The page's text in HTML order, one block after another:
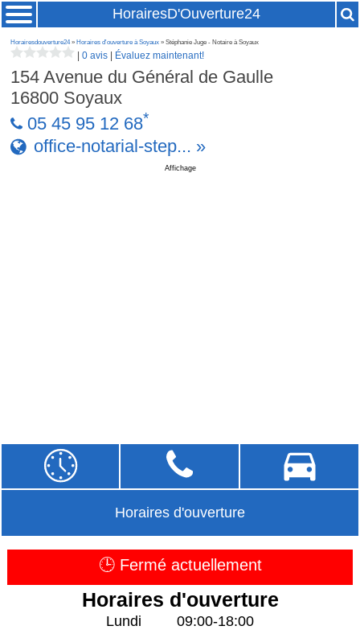
HorairesD'Ouverture24
Horairesdouverture24» Horaires d'ouverture à Soyaux » Stéphanie Juge - Notaire à Soyaux
|0 avis Évaluez maintenant!
154 Avenue du Général de Gaulle
16800 Soyaux
05 45 95 12 68*
office-notarial-step... »
Affichage
Horaires d'ouverture
🕒 Fermé actuellement
Horaires d'ouverture
Lundi
09:00-18:00